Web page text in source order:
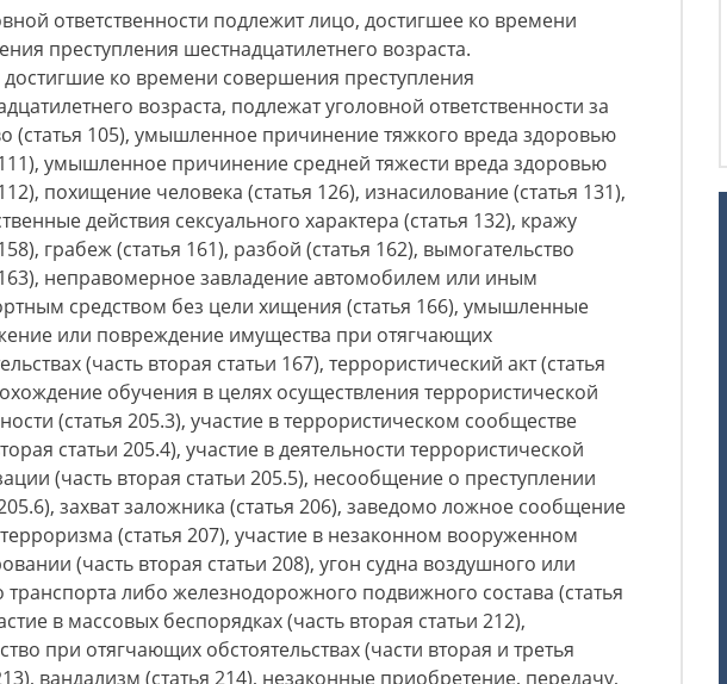
ответственности подлежит лицо, достигшее ко времени
преступления шестнадцатилетнего возраста.
ко времени совершения преступления
возраста, подлежат уголовной ответственности за
(статья 105), умышленное причинение тяжкого вреда здоровью
111), умышленное причинение средней тяжести вреда здоровью
похищение человека (статья 126), изнасилование (статья 131),
действия сексуального характера (статья 132), кражу
грабеж (статья 161), разбой (статья 162), вымогательство
163), неправомерное завладение автомобилем или иным
средством без цели хищения (статья 166), умышленные
или повреждение имущества при отягчающих
(часть вторая статьи 167), террористический акт (статья
обучения в целях осуществления террористической
(статья 205.3), участие в террористическом сообществе
статьи 205.4), участие в деятельности террористической
(часть вторая статьи 205.5), несообщение о преступлении
захват заложника (статья 206), заведомо ложное сообщение
(статья 207), участие в незаконном вооруженном
(часть вторая статьи 208), угон судна воздушного или
транспорта либо железнодорожного подвижного состава (статья
в массовых беспорядках (часть вторая статьи 212),
при отягчающих обстоятельствах (части вторая и третья
вандализм (статья 214), незаконные приобретение, передачу,